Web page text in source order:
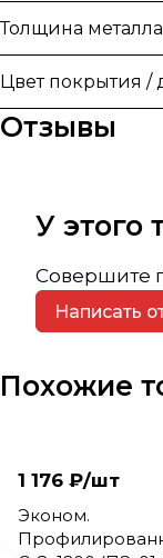
Толщина
Цвет покрытия /
Отзывы
У этого
Совершите
Написать
Похожие
1 176 ₽/шт
Эконом.